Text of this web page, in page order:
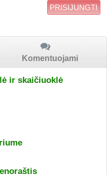
PRISIJUNGTI
Komentuojami
ir skaičiuoklė